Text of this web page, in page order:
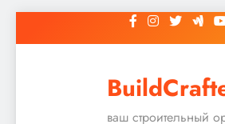
к
ваш строительный